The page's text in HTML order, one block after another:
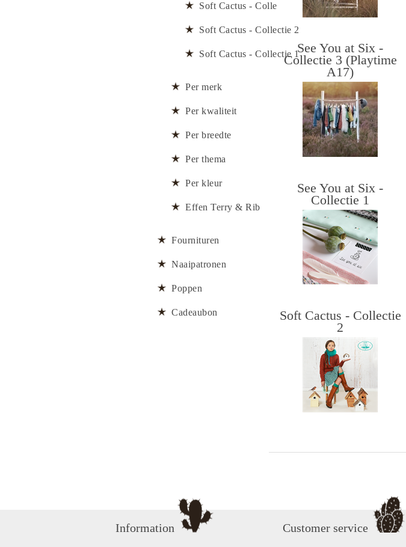
See You at Six -
Collectie 3 (Playtime
A17)
See You at Six -
Collectie 1
Soft Cactus - Collectie
2
Soft Cactus - Collectie 3
Soft Cactus - Collectie 2
Soft Cactus - Collectie 1
Per merk
Per kwaliteit
Per breedte
Per thema
Per kleur
Effen Terry & Rib
Fournituren
Naaipatronen
Poppen
Cadeaubon
Information Customer service